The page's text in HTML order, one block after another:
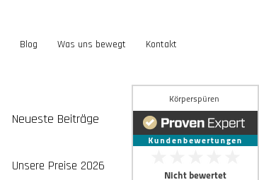
Blog Was uns bewegt Kontakt
Neueste Beiträge
Unsere Preise 2026